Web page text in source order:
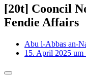
[20t] Cooncil
Fendie Affairs
Abu l-Abbas an-
15. April 2025 um